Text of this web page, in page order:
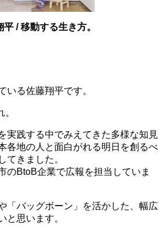
平 / 移動する生き方。
いる佐藤翔平です。
実践する中でみえてきた多様な知見
各地の人と面白がれる明日を創るべ
てきました。
のBtoB企業で広報を担当していま
「バッグボーン」を活かした、幅広
と思います。